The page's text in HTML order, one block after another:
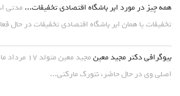
همه چیز در مورد ابر باشگاه اقتصادی تخفیفات... مدتی
تخفیفات یا همان ابر باشگاه اقتصادی تخفیفات در حال
بیوگرافی دکتر مجید معین
اصلی وی در حال حاضر، نتورک مارکتی...